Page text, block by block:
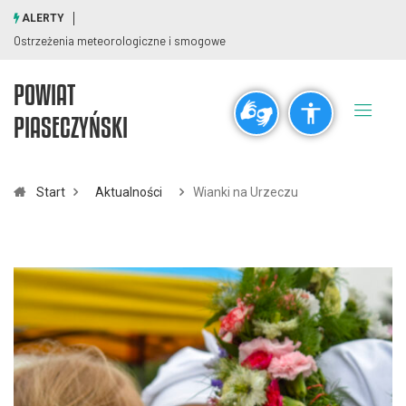
visibility_off title
zoom_out
Pomniejsz
zoom_in
Powiększ
Czcionki
remove_circle_outline add_circle_outline
ALERTY
Ostrzeżenia meteorologiczne i smogowe
POWIAT
PIASECZYŃSKI
Start Aktualności Wianki na Urzeczu